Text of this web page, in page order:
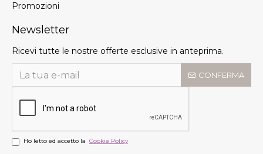
Promozioni
Newsletter
Ricevi tutte le nostre offerte esclusive in anteprima.
CONFERMA
Ho letto ed accetto la Cookie Policy